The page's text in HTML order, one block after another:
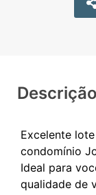
Descrição
Excelente
condomínio
Ideal para
qualidade de